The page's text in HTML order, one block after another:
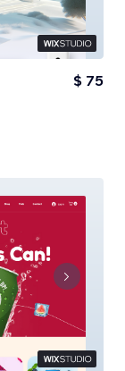
$ 75